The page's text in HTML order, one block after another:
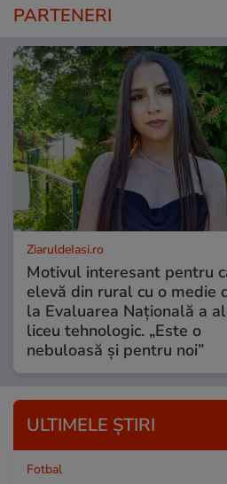
PARTENERI
ZiaruldeIasi.ro
Motivul interesant pentru
elevă din rural cu o medie
la Evaluarea Națională a
liceu tehnologic. „Este o
nebuloasă și pentru noi”
ULTIMELE ȘTIRI
Fotbal